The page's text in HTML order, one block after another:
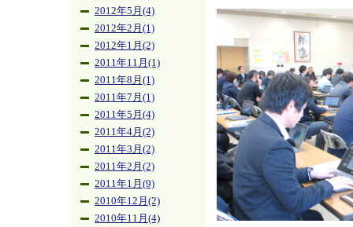
2012年5月(4)
2012年2月(1)
2012年1月(2)
2011年11月(1)
2011年8月(1)
2011年7月(1)
2011年5月(4)
2011年4月(2)
2011年3月(2)
2011年2月(2)
2011年1月(9)
2010年12月(2)
2010年11月(4)